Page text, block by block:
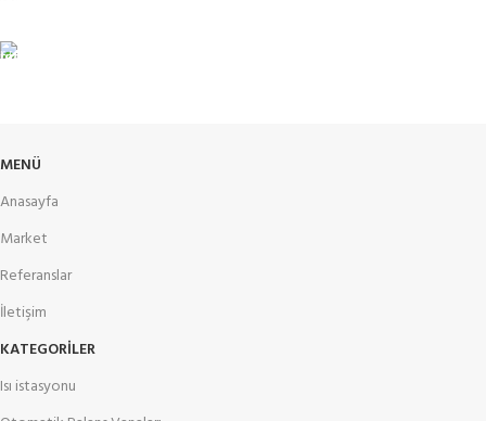
MENÜ
Anasayfa
Market
Referanslar
İletişim
KATEGORILER
Isı istasyonu